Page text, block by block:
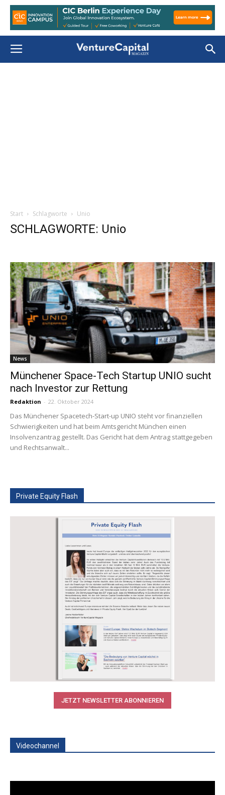
Start Schlagworte Unio
SCHLAGWORTE: Unio
News
Münchener Space-Tech Startup UNIO sucht
nach Investor zur Rettung
Redaktion - 22. Oktober 2024
Das Münchener Spacetech-Start-up UNIO steht vor finanziellen
Schwierigkeiten und hat beim Amtsgericht München einen
Insolvenzantrag gestellt. Das Gericht hat dem Antrag stattgegeben
und Rechtsanwalt...
Private Equity Flash
JETZT NEWSLETTER ABONNIEREN
Videochannel